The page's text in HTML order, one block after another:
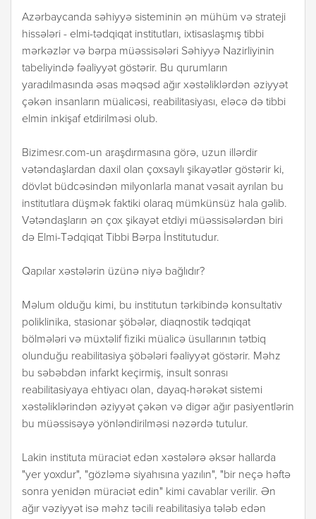
Azərbaycanda səhiyyə sisteminin ən mühüm və strateji
hissələri - elmi-tədqiqat institutları, ixtisaslaşmış tibbi
mərkəzlər və bərpa müəssisələri Səhiyyə Nazirliyinin
tabeliyində fəaliyyət göstərir. Bu qurumların
yaradılmasında əsas məqsəd ağır xəstəliklərdən əziyyət
çəkən insanların müalicəsi, reabilitasiyası, eləcə də tibbi
elmin inkişaf etdirilməsi olub.
Bizimesr.com-un araşdırmasına görə, uzun illərdir
vətəndaşlardan daxil olan çoxsaylı şikayətlər göstərir ki,
dövlət büdcəsindən milyonlarla manat vəsait ayrılan bu
institutlara düşmək faktiki olaraq mümkünsüz hala gəlib.
Vətəndaşların ən çox şikayət etdiyi müəssisələrdən biri
də Elmi-Tədqiqat Tibbi Bərpa İnstitutudur.
Qapılar xəstələrin üzünə niyə bağlıdır?
Məlum olduğu kimi, bu institutun tərkibində konsultativ
poliklinika, stasionar şöbələr, diaqnostik tədqiqat
bölmələri və müxtəlif fiziki müalicə üsullarının tətbiq
olunduğu reabilitasiya şöbələri fəaliyyət göstərir. Məhz
bu səbəbdən infarkt keçirmiş, insult sonrası
reabilitasiyaya ehtiyacı olan, dayaq-hərəkət sistemi
xəstəliklərindən əziyyət çəkən və digər ağır pasiyentlərin
bu müəssisəyə yönləndirilməsi nəzərdə tutulur.
Lakin instituta müraciət edən xəstələrə əksər hallarda
"yer yoxdur", "gözləmə siyahısına yazılın", "bir neçə həftə
sonra yenidən müraciət edin" kimi cavablar verilir. Ən
ağır vəziyyət isə məhz təcili reabilitasiya tələb edən